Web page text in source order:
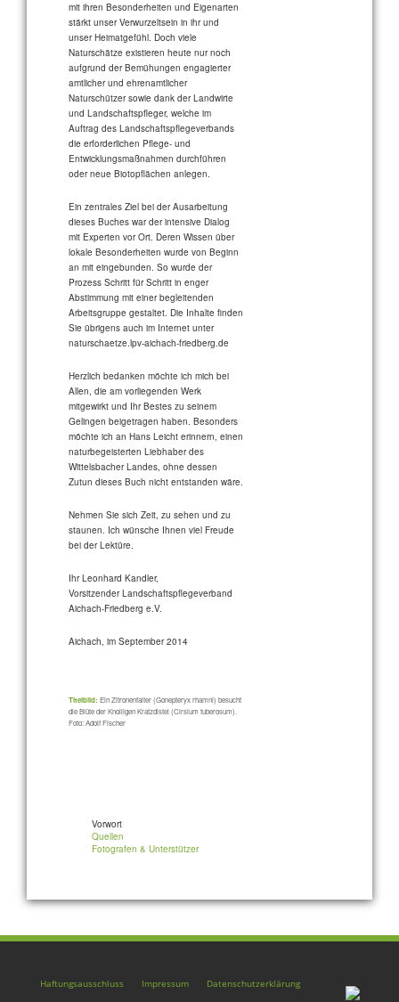
mit ihren Besonderheiten und Eigenarten
stärkt unser Verwurzeltsein in ihr und
unser Heimatgefühl. Doch viele
Naturschätze existieren heute nur noch
aufgrund der Bemühungen engagierter
amtlicher und ehrenamtlicher
Naturschützer sowie dank der Landwirte
und Landschaftspfleger, welche im
Auftrag des Landschaftspflegeverbands
die erforderlichen Pflege- und
Entwicklungsmaßnahmen durchführen
oder neue Biotopflächen anlegen.
Ein zentrales Ziel bei der Ausarbeitung
dieses Buches war der intensive Dialog
mit Experten vor Ort. Deren Wissen über
lokale Besonderheiten wurde von Beginn
an mit eingebunden. So wurde der
Prozess Schritt für Schritt in enger
Abstimmung mit einer begleitenden
Arbeitsgruppe gestaltet. Die Inhalte finden
Sie übrigens auch im Internet unter
naturschaetze.lpv-aichach-friedberg.de
Herzlich bedanken möchte ich mich bei
Allen, die am vorliegenden Werk
mitgewirkt und Ihr Bestes zu seinem
Gelingen beigetragen haben. Besonders
möchte ich an Hans Leicht erinnern, einen
naturbegeisterten Liebhaber des
Wittelsbacher Landes, ohne dessen
Zutun dieses Buch nicht entstanden wäre.
Nehmen Sie sich Zeit, zu sehen und zu
staunen. Ich wünsche Ihnen viel Freude
bei der Lektüre.
Ihr Leonhard Kandler,
Vorsitzender Landschaftspflegeverband
Aichach-Friedberg e.V.
Aichach, im September 2014
Titelbild: Ein Zitronenfalter (Gonepteryx rhamni) besucht
die Blüte der Knolligen Kratzdistel (Cirsium tuberosum).
Foto: Adolf Fischer
Vorwort
Quellen
Fotografen & Unterstützer
Haftungsausschluss Impressum Datenschutzerklärung